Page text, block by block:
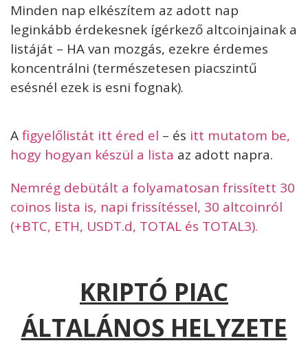
Minden nap elkészítem az adott nap
leginkább érdekesnek ígérkező altcoinjainak a
listáját – HA van mozgás, ezekre érdemes
koncentrálni (természetesen piacszintű
esésnél ezek is esni fognak).
Afigyelőlistát itt éred el – és itt mutatom be,
hogy hogyan készül a lista az adott napra.
Nemrég debütált a folyamatosan frissített 30
coinos lista is, napi frissítéssel, 30 altcoinról
(+BTC, ETH, USDT.d, TOTAL és TOTAL3).
KRIPTÓ PIAC
ÁLTALÁNOS HELYZETE